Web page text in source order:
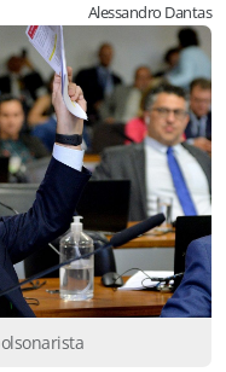
Alessandro Dantas